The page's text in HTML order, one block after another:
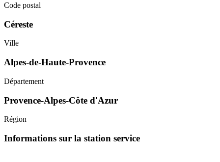
Code postal
Céreste
Ville
Alpes-de-Haute-Provence
Département
Provence-Alpes-Côte d'Azur
Région
Informations sur la station service